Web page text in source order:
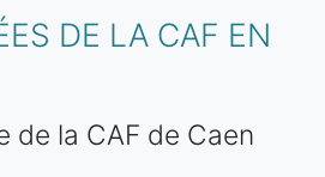
DE LA CAF EN
de la CAF de Caen